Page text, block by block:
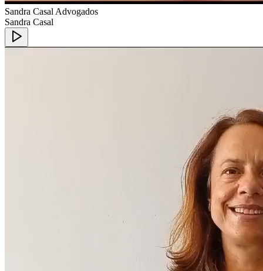
Sandra Casal Advogados
Sandra Casal